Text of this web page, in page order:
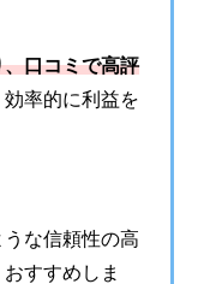
口コミで高評
率的に利益を
な信頼性の高
すすめしま